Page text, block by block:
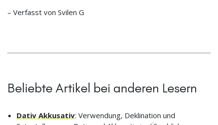
– Verfasst von Svilen G
Beliebte Artikel bei anderen Lesern
Dativ Akkusativ: Verwendung, Deklination und